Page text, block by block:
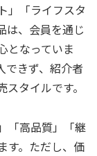
」「ライフスタ
は、会員を通じ
となっていま
できず、紹介者
タイルです。
「高品質」「継
す。ただし、価